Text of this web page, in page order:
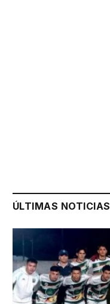
ÚLTIMAS NOTICIAS